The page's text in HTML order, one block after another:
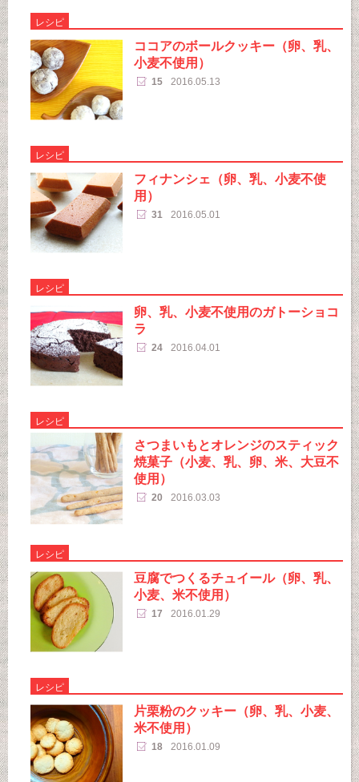
レシピ
ココアのボールクッキー（卵、乳、
小麦不使用）
15 2016.05.13
レシピ
フィナンシェ（卵、乳、小麦不使
用）
31 2016.05.01
レシピ
卵、乳、小麦不使用のガトーショコ
ラ
24 2016.04.01
レシピ
さつまいもとオレンジのスティック
焼菓子（小麦、乳、卵、米、大豆不
使用）
20 2016.03.03
レシピ
豆腐でつくるチュイール（卵、乳、
小麦、米不使用）
17 2016.01.29
レシピ
片栗粉のクッキー（卵、乳、小麦、
米不使用）
18 2016.01.09